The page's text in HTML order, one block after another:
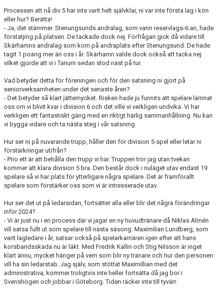
Processen att nå div 5 har inte varit helt självklar, ni var inte första lag i kön
eller hur? Berätta!
- Ja, det stämmer. Stenungsunds andralag, som vann reservlags-6:an, hade
förstatjing på platsen. De tackade dock nej. Förfrågan gick då vidare till
Skärhamns andralag som kom på andraplats efter Stenungsund. De hade
tagit 1 poäng mer än oss i år. Skärhamn valde dock också att tacka nej
vilket gjorde att vi i Tanum sedan stod näst på tur.
Vad betyder detta för föreningen och för den satsning ni gjort på
seniorverksamheten under det senaste åren?
- Det betyder så klart jättemycket. Risken hade ju funnits att spelare lämnat
oss om vi blivit kvar i division 6 och det ville vi verkligen undvika. Vi har
verkligen ett fantastiskt gäng med en riktigt härlig sammanhållning. Nu kan
vi bygga vidare och ta nästa steg i vår satsning.
Hur ser ni på nuvarande trupp, håller den för division 5-spel eller letar ni
förstärkningar utifrån?
- Prio ett är att behålla den trupp vi har. Truppen tror jag utan tvekan
kommer att klara division 5 bra. Den består dock i nuläget utav endast 19
spelare så vi har plats för ytterligare några spelare. Det är framförallt
spelare som förstärker oss som vi är intresserade utav.
Hur ser det ut på ledarsidan, fortsätter alla eller blir det några förändringar
inför 2024?
- Vi är just nu i en process där vi jagar en ny huvudtränare då Niklas Almén
vill satsa fullt ut som spelare till nästa säsong. Maximilian Lundberg, som
varit lagledare i år, satsar också på spelarkarriären igen efter att hans
korsbandsskada nu är läkt. Med Fredrik Kallin och Stig Nilsson är inget
klart ännu, mycket hänger på vem som blir ny tränare och hur den personen
vill ha sin ledarstab. Jag själv, som stöttat Maximillian med det
administrativa, kommer troligtvis inte heller fortsätta då jag bor i
Svenshögen och jobbar i Göteborg. Tiden räcker inte till tyvärr.